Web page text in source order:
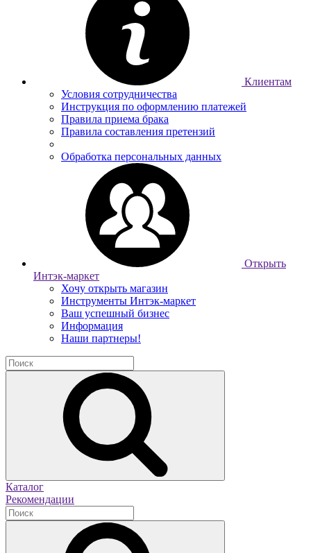
Клиентам
Условия сотрудничества
Инструкция по оформлению платежей
Правила приема брака
Правила составления претензий
Обработка персональных данных
Открыть
Интэк-маркет
Хочу открыть магазин
Инструменты Интэк-маркет
Ваш успешный бизнес
Информация
Наши партнеры!
Каталог
Рекомендации